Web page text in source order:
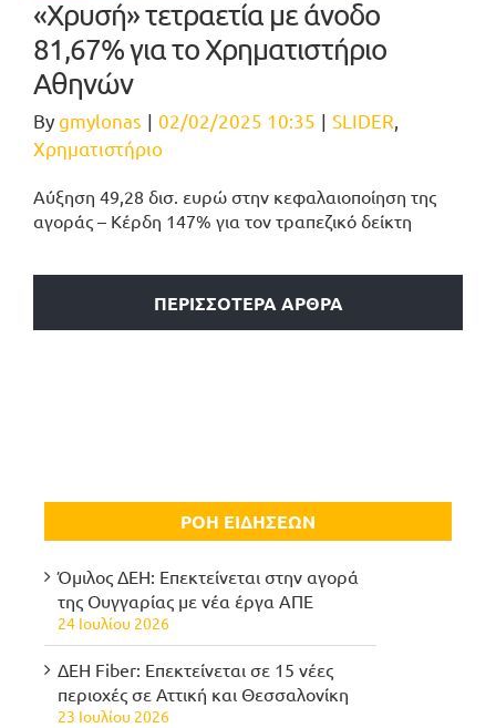
«Χρυσή» τετραετία με άνοδο
81,67% για το Χρηματιστήριο
Αθηνών
Bygmylonas | 02/02/2025 10:35 | SLIDER,
Χρηματιστήριο
Αύξηση 49,28 δισ. ευρώ στην κεφαλαιοποίηση της
αγοράς – Κέρδη 147% για τον τραπεζικό δείκτη
ΠΕΡΙΣΣΟΤΕΡΑ ΑΡΘΡΑ
ΡΟΗ ΕΙΔΗΣΕΩΝ
Όμιλος ΔΕΗ: Επεκτείνεται στην αγορά
της Ουγγαρίας με νέα έργα ΑΠΕ
24 Ιουλίου 2026
ΔΕΗ Fiber: Επεκτείνεται σε 15 νέες
περιοχές σε Αττική και Θεσσαλονίκη
23 Ιουλίου 2026